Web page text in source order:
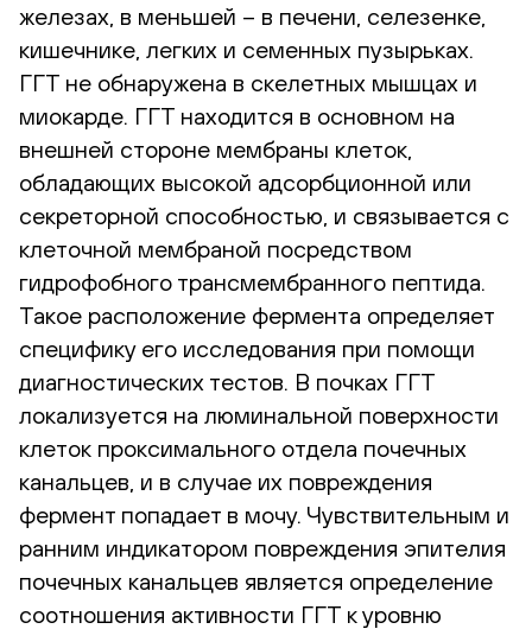
железах, в меньшей – в печени, селезенке,
кишечнике, легких и семенных пузырьках.
ГГТ не обнаружена в скелетных мышцах и
миокарде. ГГТ находится в основном на
внешней стороне мембраны клеток,
обладающих высокой адсорбционной или
секреторной способностью, и связывается с
клеточной мембраной посредством
гидрофобного трансмембранного пептида.
Такое расположение фермента определяет
специфику его исследования при помощи
диагностических тестов. В почках ГГТ
локализуется на люминальной поверхности
клеток проксимального отдела почечных
канальцев, и в случае их повреждения
фермент попадает в мочу. Чувствительным и
ранним индикатором повреждения эпителия
почечных канальцев является определение
соотношения активности ГГТ к уровню